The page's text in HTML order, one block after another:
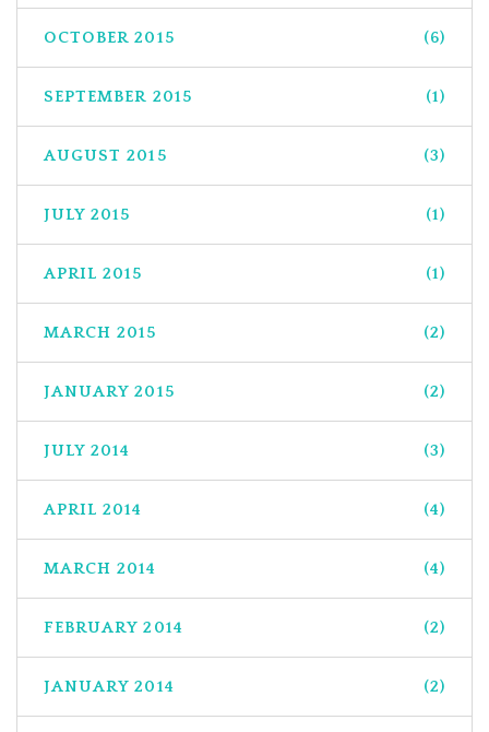
OCTOBER 2015 (6)
SEPTEMBER 2015 (1)
AUGUST 2015 (3)
JULY 2015 (1)
APRIL 2015 (1)
MARCH 2015 (2)
JANUARY 2015 (2)
JULY 2014 (3)
APRIL 2014 (4)
MARCH 2014 (4)
FEBRUARY 2014 (2)
JANUARY 2014 (2)